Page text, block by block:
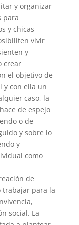
y organizar
para
y chicas
vivir
y
crear
el objetivo de
y con ella un
caso, la
de espejo
o de
y sobre lo
y
como
de
trabajar para la
social. La